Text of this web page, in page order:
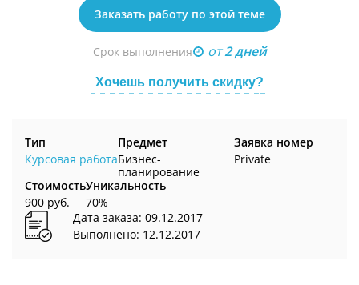
Заказать работу по этой теме
Срок выполнения от2 дней
Хочешь получить скидку?
Тип
Курсовая работа
Предмет
Бизнес-
планирование
Заявка номер
Private
Стоимость
900 руб.
Уникальность
70%
Дата заказа: 09.12.2017
Выполнено: 12.12.2017